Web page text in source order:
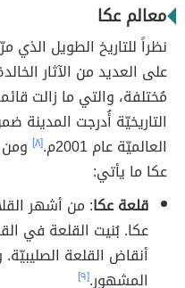
معالم عكا
نظراً للتاريخ الطويل الذي
على العديد من الآثار
مُختلفة، والتي ما زالت
التاريخيّة أُدرجت المدينة
العالميّة عام 2001م.
[٨]
ومن
عكا ما يأتي:
قلعة عكا: من أشهر
عكا. بُنيت القلعة في
أنقاض القلعة
المشهور.[٩]